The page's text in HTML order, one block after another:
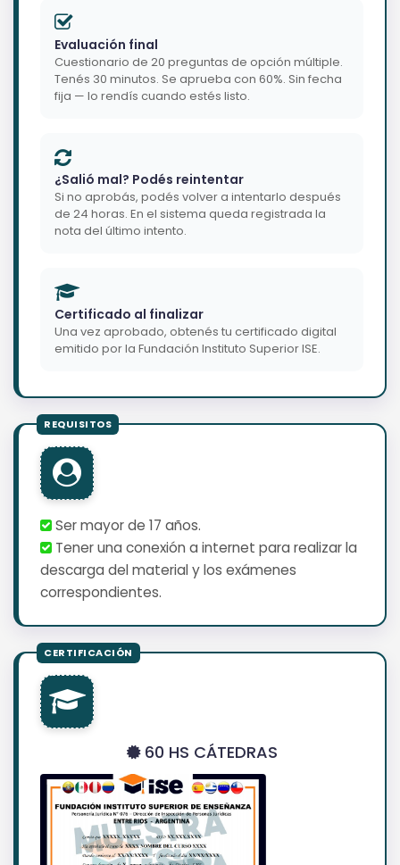
Evaluación final
Cuestionario de 20 preguntas de opción múltiple.
Tenés 30 minutos. Se aprueba con 60%. Sin fecha
fija — lo rendís cuando estés listo.
¿Salió mal? Podés reintentar
Si no aprobás, podés volver a intentarlo después
de 24 horas. En el sistema queda registrada la
nota del último intento.
Certificado al finalizar
Una vez aprobado, obtenés tu certificado digital
emitido por la Fundación Instituto Superior ISE.
Ser mayor de 17 años.
Tener una conexión a internet para realizar la
descarga del material y los exámenes
correspondientes.
60 HS CÁTEDRAS